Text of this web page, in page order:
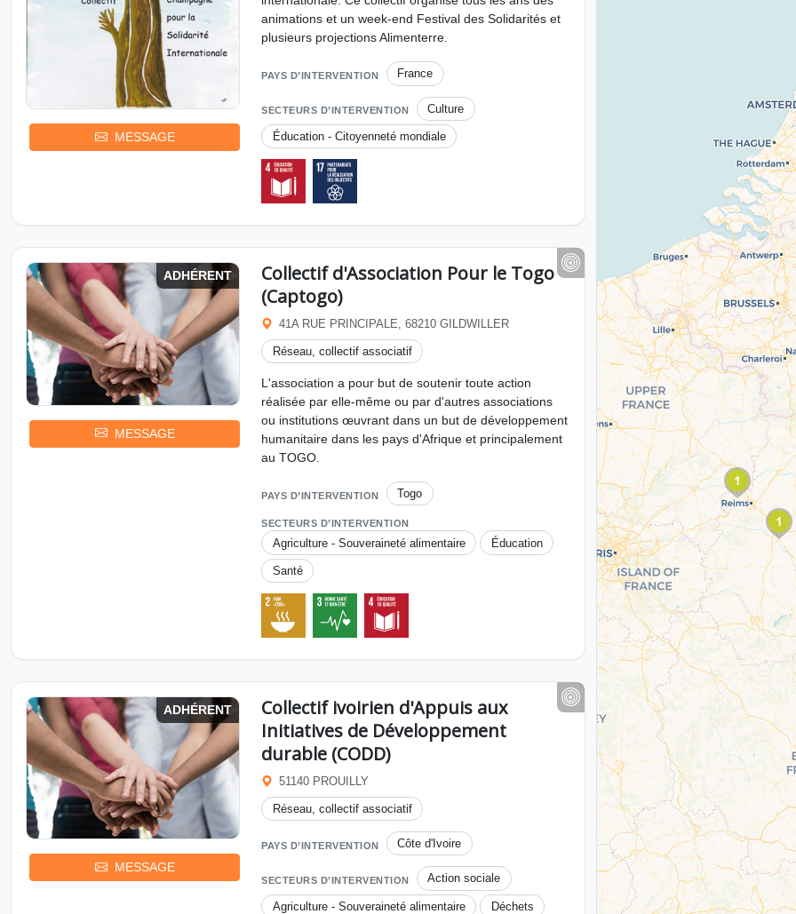
MESSAGE
animations et un week-end Festival des Solidarités et
plusieurs projections Alimenterre.
PAYS D’INTERVENTION France
SECTEURS D’INTERVENTION Culture
Éducation - Citoyenneté mondiale
ADHÉRENT
MESSAGE
Collectif d'Association Pour le Togo
(Captogo)
41A RUE PRINCIPALE, 68210 GILDWILLER
Réseau, collectif associatif
L'association a pour but de soutenir toute action
réalisée par elle-même ou par d'autres associations
ou institutions œuvrant dans un but de développement
humanitaire dans les pays d'Afrique et principalement
au TOGO.
PAYS D’INTERVENTION Togo
SECTEURS D’INTERVENTION
Agriculture - Souveraineté alimentaire Éducation
Santé
ADHÉRENT
MESSAGE
Collectif ivoirien d'Appuis aux
Initiatives de Développement
durable (CODD)
51140 PROUILLY
Réseau, collectif associatif
PAYS D’INTERVENTION Côte d'Ivoire
SECTEURS D’INTERVENTION Action sociale
Agriculture - Souveraineté alimentaire Déchets